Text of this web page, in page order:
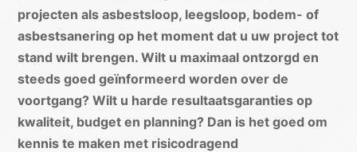
projecten als asbestsloop, leegsloop, bodem- of
asbestsanering op het moment dat u uw project tot
stand wilt brengen. Wilt u maximaal ontzorgd en
steeds goed geïnformeerd worden over de
voortgang? Wilt u harde resultaatsgaranties op
kwaliteit, budget en planning? Dan is het goed om
kennis te maken met risicodragend